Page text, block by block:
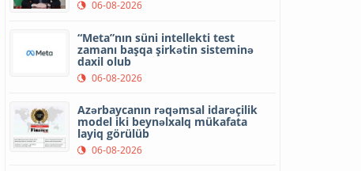
06-08-2026
“Meta”nın süni intellekti test
zamanı başqa şirkətin sisteminə
daxil olub
06-08-2026
Azərbaycanın rəqəmsal idarəçilik
model iki beynəlxalq mükafata
layiq görülüb
06-08-2026